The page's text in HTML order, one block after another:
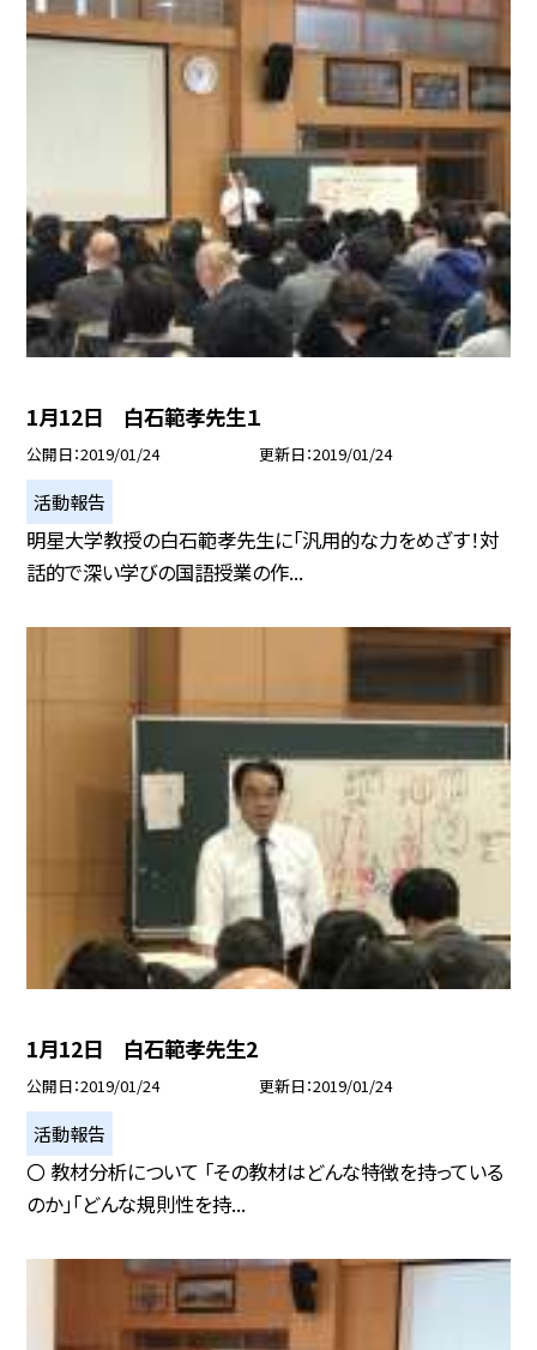
1月12日 白石範孝先生１
公開日 2019/01/24 更新日 2019/01/24
活動報告
明星大学教授の白石範孝先生に「汎用的な力をめざす！対
話的で深い学びの国語授業の作...
1月12日 白石範孝先生2
公開日 2019/01/24 更新日 2019/01/24
活動報告
〇 教材分析について 「その教材はどんな特徴を持っている
のか」「どんな規則性を持...